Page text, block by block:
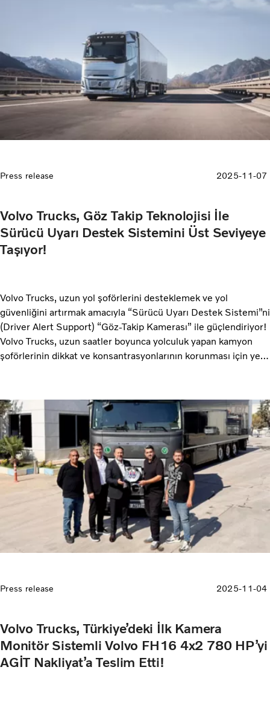
Press release 2025-11-07
Volvo Trucks, Göz Takip Teknolojisi İle
Sürücü Uyarı Destek Sistemini Üst Seviyeye
Taşıyor!
Volvo Trucks, uzun yol şoförlerini desteklemek ve yol
güvenliğini artırmak amacıyla “Sürücü Uyarı Destek Sistemi”ni
(Driver Alert Support) “Göz-Takip Kamerası” ile güçlendiriyor!
Volvo Trucks, uzun saatler boyunca yolculuk yapan kamyon
şoförlerinin dikkat ve konsantrasyonlarının korunması için yeni
gösteren sürücüleri tespit edip uyarıyor. Volvo Trucks,
sürücülerin yanında olmayı ve trafikteki herkesin güvenliğini
desteklemeyi hedefliyor.
Press release 2025-11-04
Volvo Trucks, Türkiye’deki İlk Kamera
Monitör Sistemli Volvo FH16 4x2 780 HP’yi
AGİT Nakliyat’a Teslim Etti!